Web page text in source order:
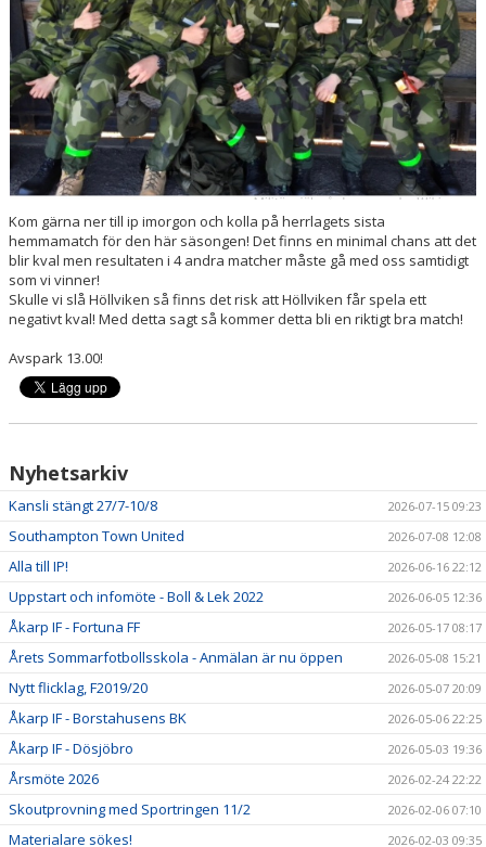
Kom gärna ner till ip imorgon och kolla på herrlagets sista
hemmamatch för den här säsongen! Det finns en minimal chans att det
blir kval men resultaten i 4 andra matcher måste gå med oss samtidigt
som vi vinner!
Skulle vi slå Höllviken så finns det risk att Höllviken får spela ett
negativt kval! Med detta sagt så kommer detta bli en riktigt bra match!
Avspark 13.00!
Nyhetsarkiv
Kansli stängt 27/7-10/8 2026-07-15 09:23
Southampton Town United 2026-07-08 12:08
Alla till IP! 2026-06-16 22:12
Uppstart och infomöte - Boll & Lek 2022 2026-06-05 12:36
Åkarp IF - Fortuna FF 2026-05-17 08:17
Årets Sommarfotbollsskola - Anmälan är nu öppen 2026-05-08 15:21
Nytt flicklag, F2019/20 2026-05-07 20:09
Åkarp IF - Borstahusens BK 2026-05-06 22:25
Åkarp IF - Dösjöbro 2026-05-03 19:36
Årsmöte 2026 2026-02-24 22:22
Skoutprovning med Sportringen 11/2 2026-02-06 07:10
Materialare sökes! 2026-02-03 09:35